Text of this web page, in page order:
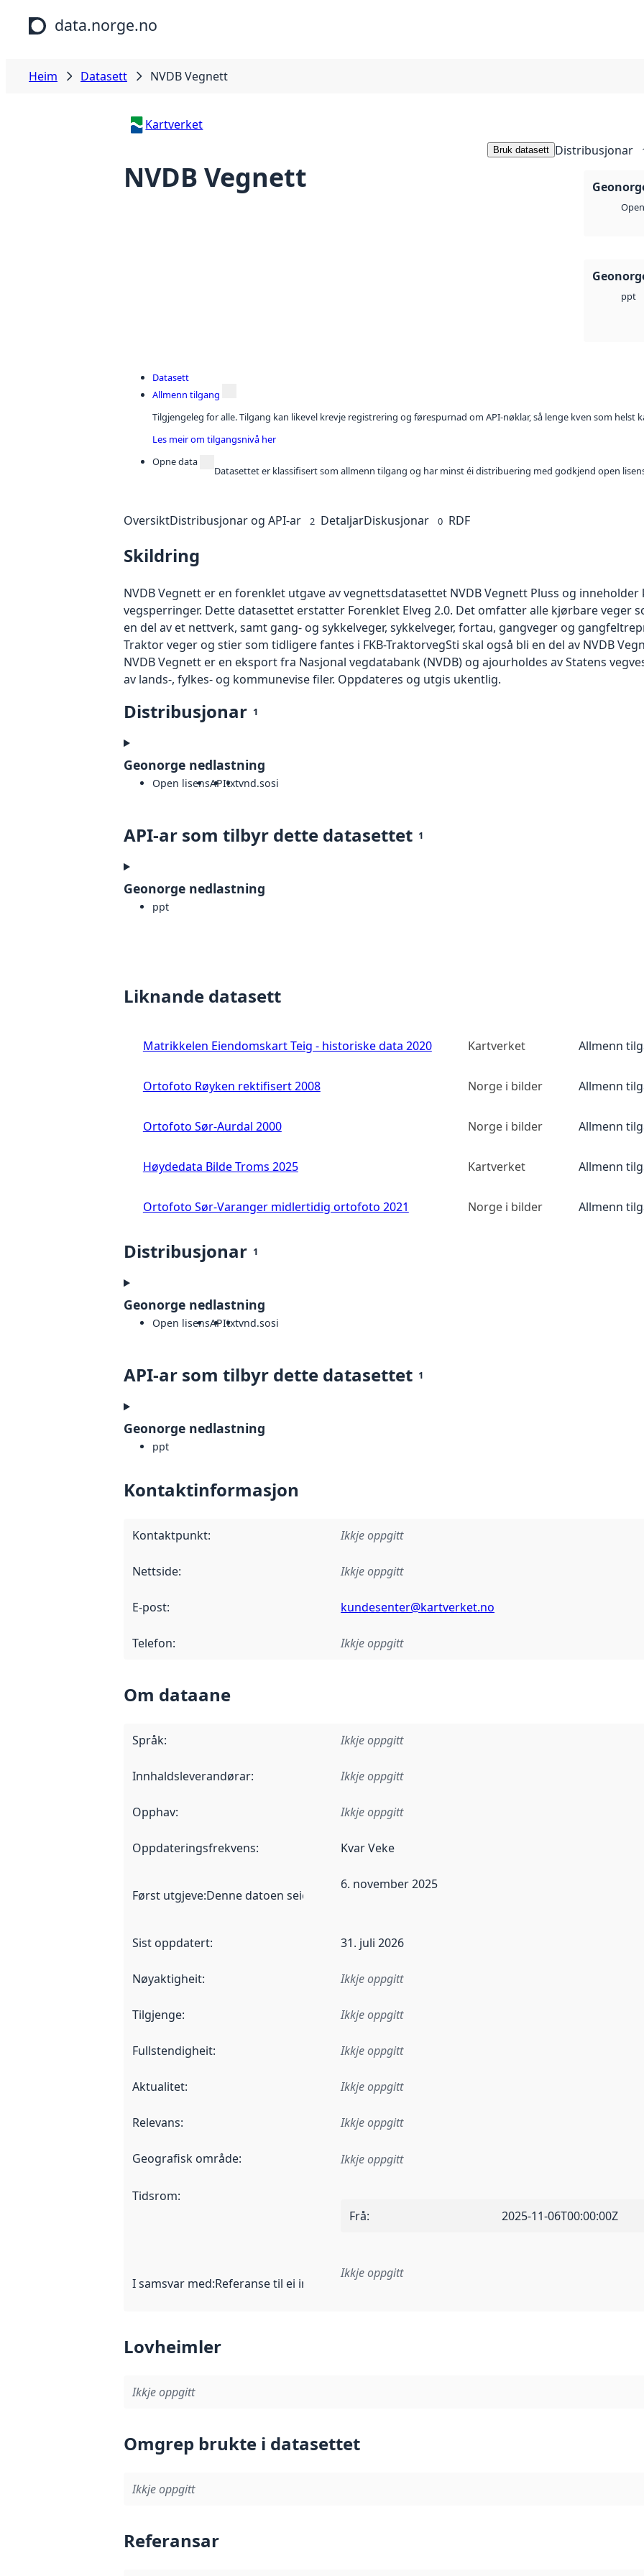
Hopp til hovudinnhald
data.norge.no
Heim Datasett NVDB Vegnett
Kartverket
NVDB Vegnett
Bruk datasett Distribusjonar
ppt
Datasett
Allmenn tilgang
Tilgjengeleg for alle. Tilgang kan likevel krevje registrering og førespurnad om API-nøklar, så lenge kven som helst
Les meir om tilgangsnivå her
Opne data
Datasettet er klassifisert som allmenn tilgang og har minst éi distribuering med godkjend open
OversiktDistribusjonar og API-ar 2 DetaljarDiskusjonar 0 RDF
Skildring
NVDB Vegnett er en forenklet utgave av vegnettsdatasettet NVDB Vegnett Pluss og
vegsperringer. Dette datasettet erstatter Forenklet Elveg 2.0. Det omfatter alle kjørbare veger
en del av et nettverk, samt gang- og sykkelveger, sykkelveger, fortau, gangveger og
Traktor veger og stier som tidligere fantes i FKB-TraktorvegSti skal også bli en del av NVDB
NVDB Vegnett er en eksport fra Nasjonal vegdatabank (NVDB) og ajourholdes av Statens
av lands-, fylkes- og kommunevise filer. Oppdateres og utgis ukentlig.
Distribusjonar 1
Geonorge nedlastning
Open lisensAPItxtvnd.sosi
API-ar som tilbyr dette datasettet 1
Geonorge nedlastning
ppt
Liknande datasett
Matrikkelen Eiendomskart Teig - historiske data 2020 Kartverket Allmenn
Ortofoto Røyken rektifisert 2008 Norge i bilder Allmenn
Ortofoto Sør-Aurdal 2000 Norge i bilder Allmenn
Høydedata Bilde Troms 2025 Kartverket Allmenn
Ortofoto Sør-Varanger midlertidig ortofoto 2021 Norge i bilder Allmenn
Distribusjonar 1
Geonorge nedlastning
Open lisensAPItxtvnd.sosi
API-ar som tilbyr dette datasettet 1
Geonorge nedlastning
ppt
Kontaktinformasjon
Kontaktpunkt: Ikkje oppgitt
Nettside: Ikkje oppgitt
E-post: kundesenter@kartverket.no
Telefon: Ikkje oppgitt
Om dataane
Språk: Ikkje oppgitt
Innhaldsleverandørar: Ikkje oppgitt
Opphav: Ikkje oppgitt
Oppdateringsfrekvens: Kvar Veke
Først utgjeve:Denne datoen seier når dataa i dette datasettet først blei utgitt. Det kan ha
6. november 2025
Sist oppdatert: 31. juli 2026
Nøyaktigheit: Ikkje oppgitt
Tilgjenge: Ikkje oppgitt
Fullstendigheit: Ikkje oppgitt
Aktualitet: Ikkje oppgitt
Relevans: Ikkje oppgitt
Geografisk område: Ikkje oppgitt
Tidsrom:
Frå: 2025-11-06T00:00:00Z
I samsvar med:Referanse til ei implementeringsregel eller anna spesifikasjon som ligg til
Ikkje oppgitt
Lovheimler
Ikkje oppgitt
Omgrep brukte i datasettet
Ikkje oppgitt
Referansar